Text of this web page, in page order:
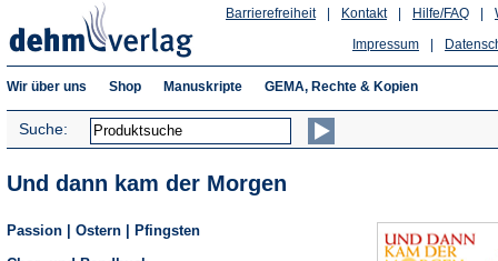
Hilfe/FAQ
Kontakt
Barrierefreiheit
Impressum
Wir über uns Shop Manuskripte GEMA, Rechte & Kopien
Suche:
Und dann kam der Morgen
Passion | Ostern | Pfingsten